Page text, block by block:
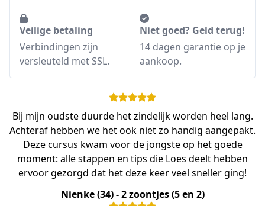
Veilige betaling
Verbindingen zijn
versleuteld met SSL.
Niet goed? Geld terug!
14 dagen garantie op je
aankoop.
Bij mijn oudste duurde het zindelijk worden heel lang.
Achteraf hebben we het ook niet zo handig aangepakt.
Deze cursus kwam voor de jongste op het goede
moment: alle stappen en tips die Loes deelt hebben
ervoor gezorgd dat het deze keer veel sneller ging!
Nienke (34) - 2 zoontjes (5 en 2)